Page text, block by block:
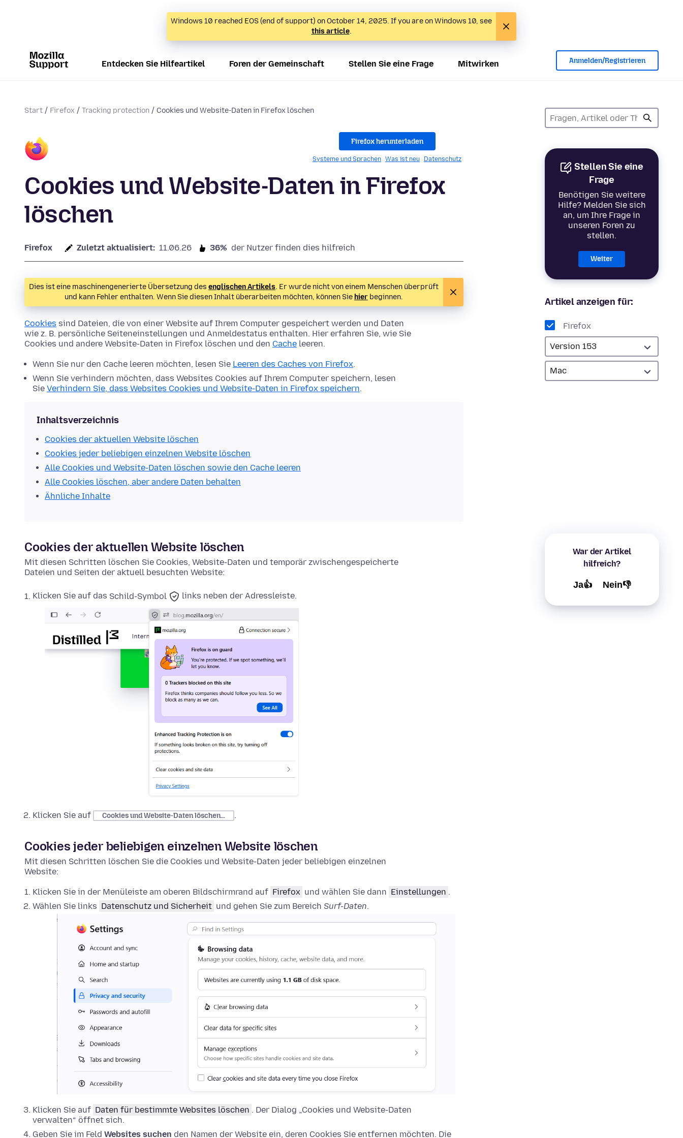
Windows 10 reached EOS (end of support) on October 14, 2025. If you are on Windows 10, see
this article.
Entdecken Sie Hilfeartikel Foren der Gemeinschaft Stellen Sie eine Frage Mitwirken Anmelden/Registrieren
Start Firefox Tracking protection Cookies und Website-Daten in Firefox löschen
Stellen Sie eine
Frage
Benötigen Sie weitere
Hilfe? Melden Sie sich
an, um Ihre Frage in
unseren Foren zu
stellen.
Weiter
Artikel anzeigen für:
Firefox
War der Artikel
hilfreich?
Ja👍 Nein👎
Firefox herunterladen
Systeme und Sprachen Was ist neu Datenschutz
Cookies und Website-Daten in Firefox
löschen
Firefox Zuletzt aktualisiert: 11.06.26 36% der Nutzer finden dies hilfreich
Dies ist eine maschinengenerierte Übersetzung des englischen Artikels. Er wurde nicht von einem Menschen überprüft
und kann Fehler enthalten. Wenn Sie diesen Inhalt überarbeiten möchten, können Sie hier beginnen.
Cookies sind Dateien, die von einer Website auf Ihrem Computer gespeichert werden und Daten
wie z. B. persönliche Seiteneinstellungen und Anmeldestatus enthalten. Hier erfahren Sie, wie Sie
Cookies und andere Website-Daten in Firefox löschen und den Cache leeren.
Wenn Sie nur den Cache leeren möchten, lesen Sie Leeren des Caches von Firefox.
Wenn Sie verhindern möchten, dass Websites Cookies auf Ihrem Computer speichern, lesen
Sie Verhindern Sie, dass Websites Cookies und Website-Daten in Firefox speichern.
Inhaltsverzeichnis
Cookies der aktuellen Website löschen
Cookies jeder beliebigen einzelnen Website löschen
Alle Cookies und Website-Daten löschen sowie den Cache leeren
Alle Cookies löschen, aber andere Daten behalten
Ähnliche Inhalte
Cookies der aktuellen Website löschen
Mit diesen Schritten löschen Sie Cookies, Website-Daten und temporär zwischengespeicherte
Dateien und Seiten der aktuell besuchten Website:
Klicken Sie auf das Schild-Symbol links neben der Adressleiste.
Klicken Sie auf Cookies und Website-Daten löschen… .
Cookies jeder beliebigen einzelnen Website löschen
Mit diesen Schritten löschen Sie die Cookies und Website-Daten jeder beliebigen einzelnen
Website:
Klicken Sie in der Menüleiste am oberen Bildschirmrand auf Firefox und wählen Sie dann Einstellungen .
Wählen Sie links Datenschutz und Sicherheit und gehen Sie zum Bereich Surf-Daten.
Klicken Sie auf Daten für bestimmte Websites löschen . Der Dialog „Cookies und Website-Daten
verwalten“ öffnet sich.
Geben Sie im Feld Websites suchen den Namen der Website ein, deren Cookies Sie entfernen möchten. Die